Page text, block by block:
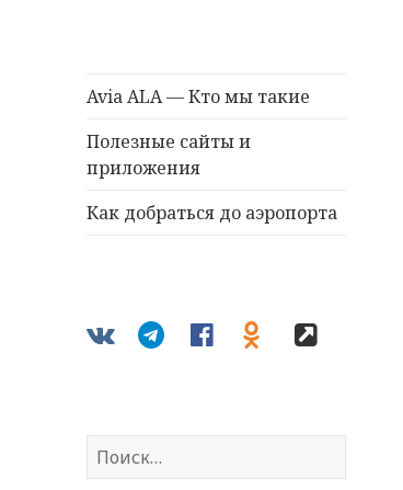
Avia ALA — Кто мы такие
Полезные сайты и
приложения
Как добраться до аэропорта
vk telegram
fb ok
Все
Найти: